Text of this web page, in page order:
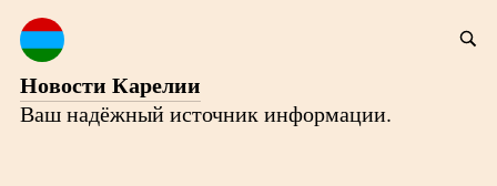
Новости Карелии
Ваш надёжный источник информации.